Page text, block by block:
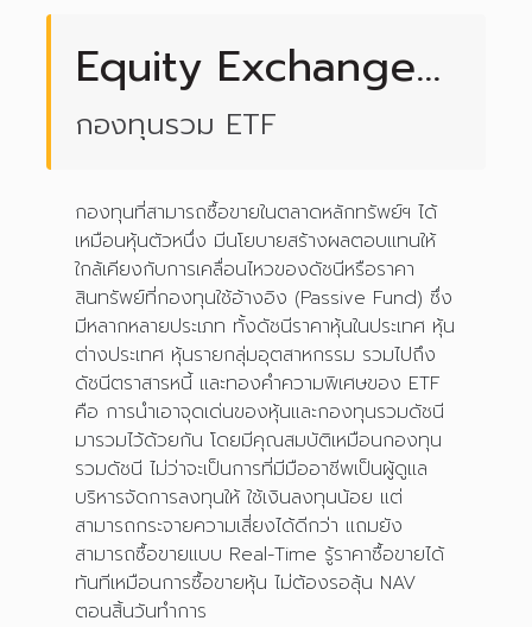
Equity Exchange
Traded Fund (ETF)
กองทุนรวม ETF
กองทุนที่สามารถซื้อขายในตลาดหลักทรัพย์ฯ ได้
เหมือนหุ้นตัวหนึ่ง มีนโยบายสร้างผลตอบแทนให้
ใกล้เคียงกับการเคลื่อนไหวของดัชนีหรือราคา
สินทรัพย์ที่กองทุนใช้อ้างอิง (Passive Fund) ซึ่ง
มีหลากหลายประเภท ทั้งดัชนีราคาหุ้นในประเทศ หุ้น
ต่างประเทศ หุ้นรายกลุ่มอุตสาหกรรม รวมไปถึง
ดัชนีตราสารหนี้ และทองคำความพิเศษของ ETF
คือ การนำเอาจุดเด่นของหุ้นและกองทุนรวมดัชนี
มารวมไว้ด้วยกัน โดยมีคุณสมบัติเหมือนกองทุน
รวมดัชนี ไม่ว่าจะเป็นการที่มีมืออาชีพเป็นผู้ดูแล
บริหารจัดการลงทุนให้ ใช้เงินลงทุนน้อย แต่
สามารถกระจายความเสี่ยงได้ดีกว่า แถมยัง
สามารถซื้อขายแบบ Real-Time รู้ราคาซื้อขายได้
ทันทีเหมือนการซื้อขายหุ้น ไม่ต้องรอลุ้น NAV
ตอนสิ้นวันทำการ